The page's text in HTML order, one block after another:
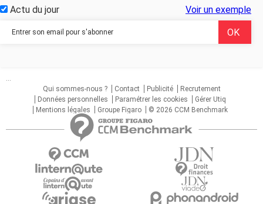
Actu du jour Voir un exemple
...
Qui sommes-nous ?
Contact Publicité
Recrutement
Données personnelles
Paramétrer les cookies
Gérer Utiq
Mentions légales
Groupe Figaro © 2026 CCM Benchmark